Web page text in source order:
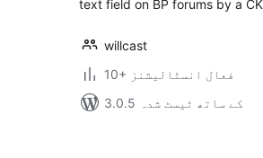
text field on BP forums by a
willcast
10+ فعال انسٹالیشنز
3.0.5 کے ساتھ ٹیسٹ شدہ